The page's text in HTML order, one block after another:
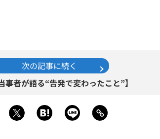
次の記事に続く
事者が語る“告発で変わったこと”】